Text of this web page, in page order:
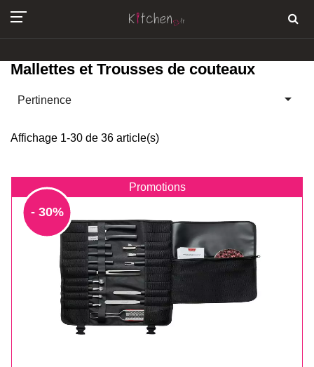
Mallettes et Trousses de couteaux
Pertinence 
Affichage 1-30 de 36 article(s)
Promotions
- 30%